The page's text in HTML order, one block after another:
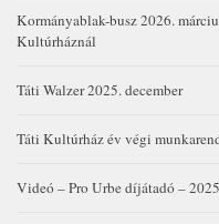
Kormányablak-busz 2026.
Kultúrháznál
Táti Walzer 2025. december
Táti Kultúrház év végi
Videó – Pro Urbe díjátadó –